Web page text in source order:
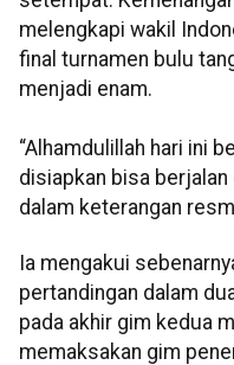
melengkapi wakil
final turnamen bulu
menjadi enam.
“Alhamdulillah hari ini
disiapkan bisa berjalan
dalam keterangan
Ia mengakui
pertandingan dalam
pada akhir gim kedua
memaksakan gim